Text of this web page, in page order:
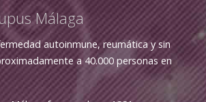
Málaga
autoinmune, reumática y sin
a 40.000 personas en